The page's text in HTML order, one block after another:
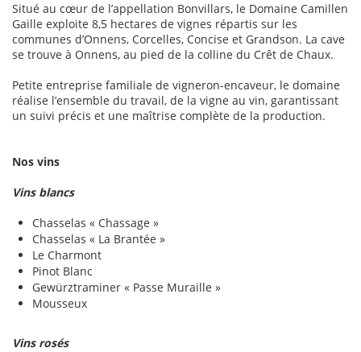
Situé au cœur de l’appellation Bonvillars, le Domaine Camillen
Gaille exploite 8,5 hectares de vignes répartis sur les
communes d’Onnens, Corcelles, Concise et Grandson. La cave
se trouve à Onnens, au pied de la colline du Crêt de Chaux.
Petite entreprise familiale de vigneron-encaveur, le domaine
réalise l’ensemble du travail, de la vigne au vin, garantissant
un suivi précis et une maîtrise complète de la production.
Nos vins
Vins blancs
Chasselas « Chassage »
Chasselas « La Brantée »
Le Charmont
Pinot Blanc
Gewürztraminer « Passe Muraille »
Mousseux
Vins rosés